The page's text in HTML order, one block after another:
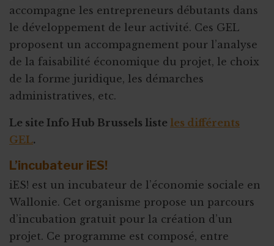
accompagne les entrepreneurs débutants dans
le développement de leur activité. Ces GEL
proposent un accompagnement pour l’analyse
de la faisabilité économique du projet, le choix
de la forme juridique, les démarches
administratives, etc.
Le site Info Hub Brussels liste les différents
GEL.
L’incubateur iES!
iES! est un incubateur de l’économie sociale en
Wallonie. Cet organisme propose un parcours
d’incubation gratuit pour la création d’un
projet. Ce programme est composé, entre